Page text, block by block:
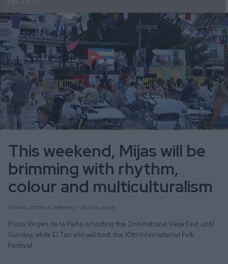
This weekend, Mijas will be
brimming with rhythm,
colour and multiculturalism
TRANSLATION: C.ARROYO ACTUALIDAD
Plaza Virgen de la Peña is hosting the 2nd Habana Vieja Fest until
Sunday, while El Torreón will host the 10th International Folk
Festival